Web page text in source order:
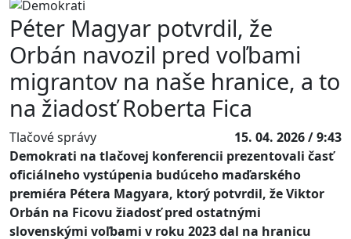
Péter Magyar potvrdil, že
Orbán navozil pred voľbami
migrantov na naše hranice, a to
na žiadosť Roberta Fica
Tlačové správy
15. 04. 2026 / 9:43
Demokrati na tlačovej konferencii prezentovali časť
oficiálneho vystúpenia budúceho maďarského
premiéra Pétera Magyara, ktorý potvrdil, že Viktor
Orbán na Ficovu žiadosť pred ostatnými
slovenskými voľbami v roku 2023 dal na hranicu